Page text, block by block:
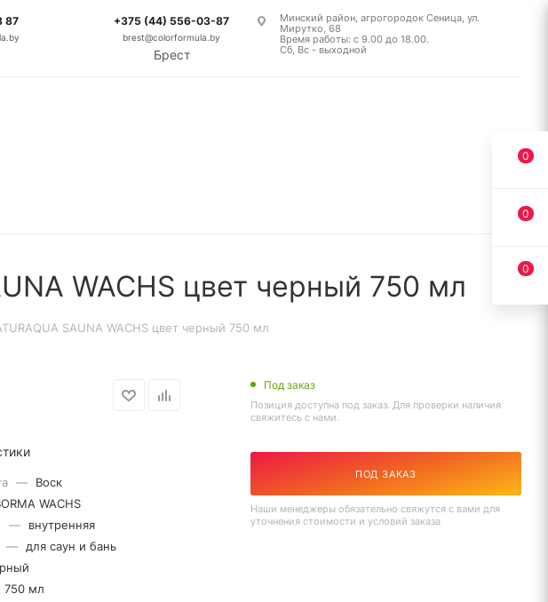
87 +375 (44) 556-03-87
brest@colorformula.by
Брест
Минский район, агрогородок Сеница, ул.
Мирутко, 68
Время работы: с 9.00 до 18.00.
Сб, Вс - выходной
WACHS цвет черный 750 мл
SAUNA WACHS цвет черный 750 мл
—
Воск
WACHS
—
внутренняя
—
для саун и бань
750 мл
Под заказ
Позиция доступна под заказ. Для проверки наличия
свяжитесь с нами.
ПОД ЗАКАЗ
Наши менеджеры обязательно свяжутся с вами для
уточнения стоимости и условий заказа
0
0
0